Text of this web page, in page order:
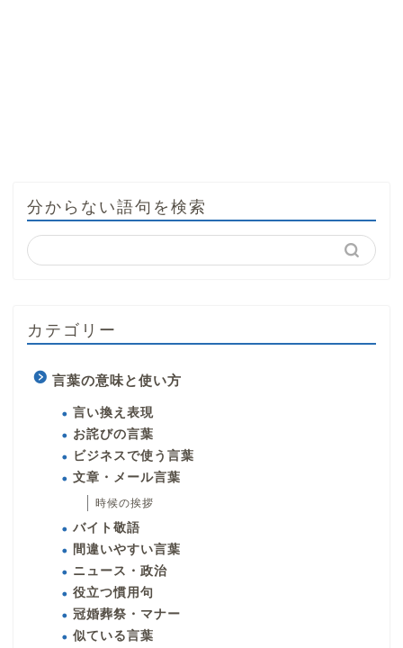
分からない語句を検索
カテゴリー
言葉の意味と使い方
言い換え表現
お詫びの言葉
ビジネスで使う言葉
文章・メール言葉
時候の挨拶
バイト敬語
間違いやすい言葉
ニュース・政治
役立つ慣用句
冠婚葬祭・マナー
似ている言葉